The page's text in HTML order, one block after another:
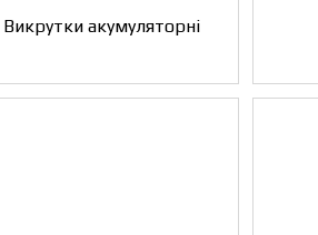
Викрутки акумуляторні